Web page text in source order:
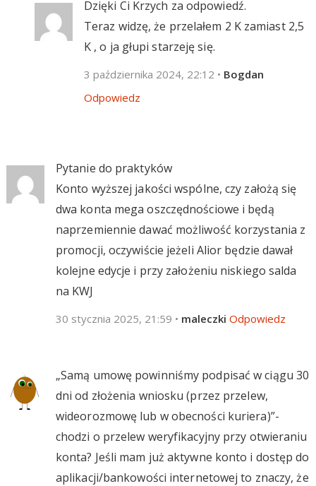
Dzięki Ci Krzych za odpowiedź.
Teraz widzę, że przelałem 2 K zamiast 2,5
K , o ja głupi starzeję się.
3 października 2024, 22:12 • Bogdan
Odpowiedz
Pytanie do praktyków
Konto wyższej jakości wspólne, czy założą się
dwa konta mega oszczędnościowe i będą
naprzemiennie dawać możliwość korzystania z
promocji, oczywiście jeżeli Alior będzie dawał
kolejne edycje i przy założeniu niskiego salda
na KWJ
30 stycznia 2025, 21:59 • maleczki Odpowiedz
„Samą umowę powinniśmy podpisać w ciągu 30
dni od złożenia wniosku (przez przelew,
wideorozmowę lub w obecności kuriera)”-
chodzi o przelew weryfikacyjny przy otwieraniu
konta? Jeśli mam już aktywne konto i dostęp do
aplikacji/bankowości internetowej to znaczy, że